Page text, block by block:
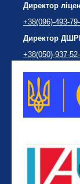
Директор
+38(096)-493-
Директор
+38(050)-937-